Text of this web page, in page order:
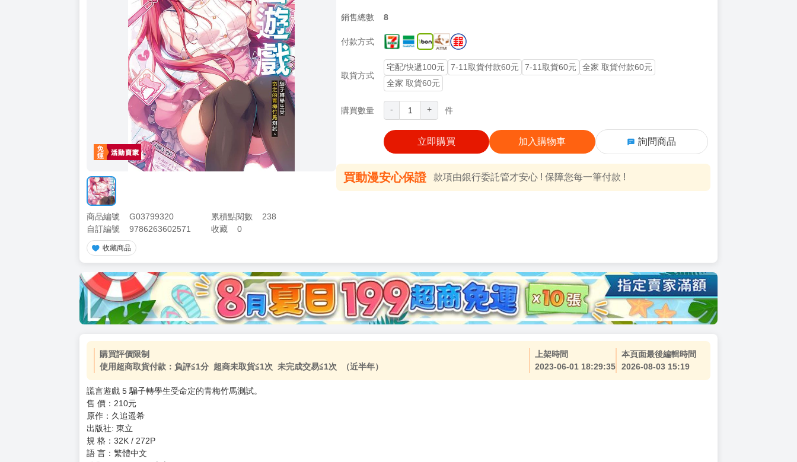
商品編號 G03799320 累積點閱數
238
自訂編號
9786263602571 收藏 0
收藏商品
銷售總數 8
付款方式
取貨方式
宅配/快遞100元 7-11取貨付款60元 7-11取貨60元
全家 取貨付款60元
全家 取貨60元
購買數量 - + 件
立即購買 加入購物車 詢問商品
買動漫安心保證 款項由銀行委託管才安心 ! 保障您每一筆付款 !
加價購 ( 共
(加購品) 買動漫★《$15元-加固紙箱包裝》